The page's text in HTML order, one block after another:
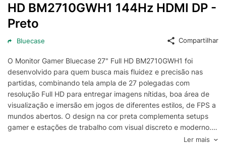
HD BM2710GWH1 144Hz HDMI DP -
Preto
Bluecase Compartilhar
O Monitor Gamer Bluecase 27" Full HD BM2710GWH1 foi
desenvolvido para quem busca mais fluidez e precisão nas
partidas, combinando tela ampla de 27 polegadas com
resolução Full HD para entregar imagens nítidas, boa área de
visualização e imersão em jogos de diferentes estilos, de FPS a
mundos abertos. O design na cor preta complementa setups
gamer e estações de trabalho com visual discreto e moderno.
Com taxa de atualização de 144Hz, este monitor gamer 27" da
Ler mais